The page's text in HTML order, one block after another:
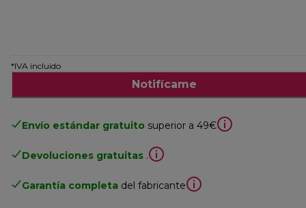
*IVA incluido
Notifícame
Envío estándar gratuito superior a 49€
Devoluciones gratuitas .
Garantía completa del fabricante